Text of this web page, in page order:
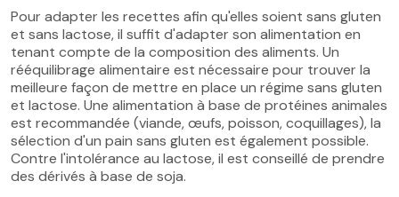
Pour adapter les recettes afin qu'elles soient sans gluten
et sans lactose, il suffit d'adapter son alimentation en
tenant compte de la composition des aliments. Un
rééquilibrage alimentaire est nécessaire pour trouver la
meilleure façon de mettre en place un régime sans gluten
et lactose. Une alimentation à base de protéines animales
est recommandée (viande, œufs, poisson, coquillages), la
sélection d'un pain sans gluten est également possible.
Contre l'intolérance au lactose, il est conseillé de prendre
des dérivés à base de soja.